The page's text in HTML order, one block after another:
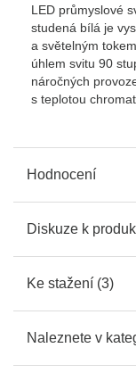
LED průmyslové
studená bílá je
a světelným
úhlem svitu 90
náročných
s teplotou
Hodnocení
Diskuze k
Ke stažení (3)
Naleznete v